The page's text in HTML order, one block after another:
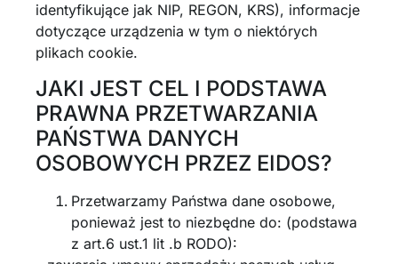
identyfikujące jak NIP, REGON, KRS), informacje
dotyczące urządzenia w tym o niektórych
plikach cookie.
JAKI JEST CEL I PODSTAWA
PRAWNA PRZETWARZANIA
PAŃSTWA DANYCH
OSOBOWYCH PRZEZ EIDOS?
Przetwarzamy Państwa dane osobowe,
ponieważ jest to niezbędne do: (podstawa
z art.6 ust.1 lit .b RODO):